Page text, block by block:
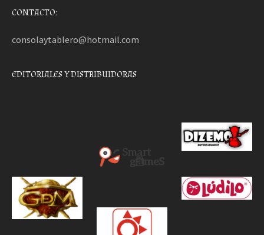
CONTACTO:
consolaytablero@hotmail.com
EDITORIALES Y DISTRIBUIDORAS